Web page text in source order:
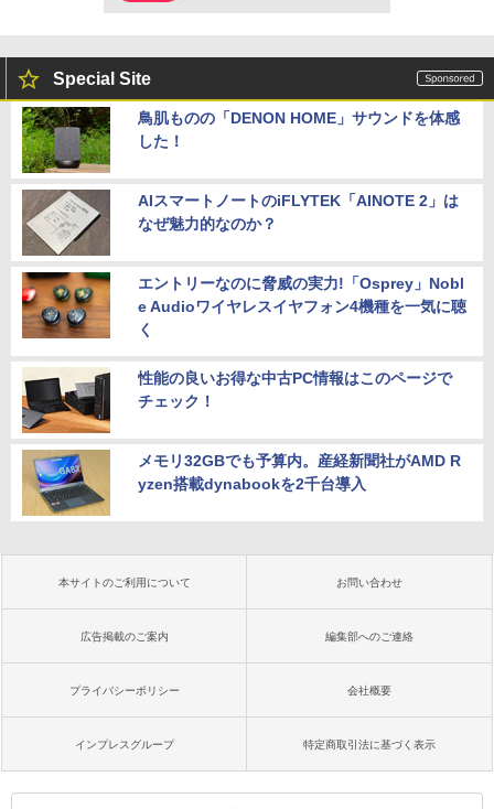
Special Site
鳥肌ものの「DENON HOME」サウンドを体感
した！
AIスマートノートのiFLYTEK「AINOTE 2」は
なぜ魅力的なのか？
エントリーなのに脅威の実力!「Osprey」Nobl
e Audioワイヤレスイヤフォン4機種を一気に聴
く
性能の良いお得な中古PC情報はこのページで
チェック！
メモリ32GBでも予算内。産経新聞社がAMD R
yzen搭載dynabookを2千台導入
本サイトのご利用について お問い合わせ
広告掲載のご案内 編集部へのご連絡
プライバシーポリシー 会社概要
インプレスグループ 特定商取引法に基づく表示